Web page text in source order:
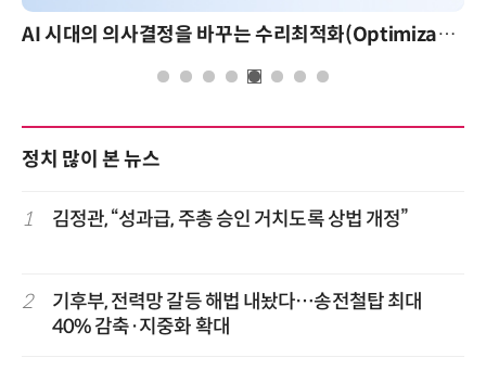
AI 시대의 의사결정을 바꾸는 수리최적화(Optimization): 실제 산업 적용 사례와 활용 전략 AI 핀옵
정치 많이 본 뉴스
1 김정관, “성과급, 주총 승인 거치도록 상법 개정”
2
기후부, 전력망 갈등 해법 내놨다…송전철탑 최대
40% 감축·지중화 확대